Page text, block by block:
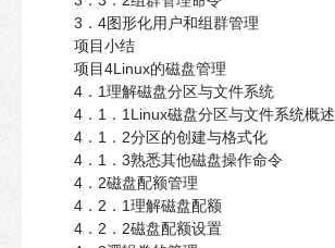
3．4图形化用户和组群管理
项目小结
项目4Linux的磁盘管理
4．1理解磁盘分区与文件系统
4．1．1Linux磁盘分区与文件系统概述
4．1．2分区的创建与格式化
4．1．3熟悉其他磁盘操作命令
4．2磁盘配额管理
4．2．1理解磁盘配额
4．2．2磁盘配额设置